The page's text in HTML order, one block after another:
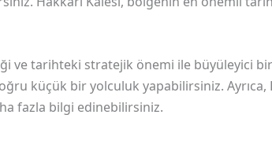
ve tarihteki stratejik önemi ile büyüleyici bir
küçük bir yolculuk yapabilirsiniz. Ayrıca,
fazla bilgi edinebilirsiniz.